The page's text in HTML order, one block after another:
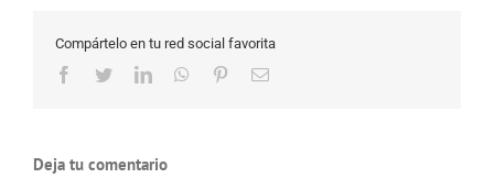
Compártelo en tu red social favorita
Facebook
TwitterLinkedInWhatsApp
PinterestCorreo
Deja tu comentario